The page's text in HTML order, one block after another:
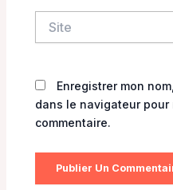
Enregistrer mon
dans le navigateur pour
commentaire.